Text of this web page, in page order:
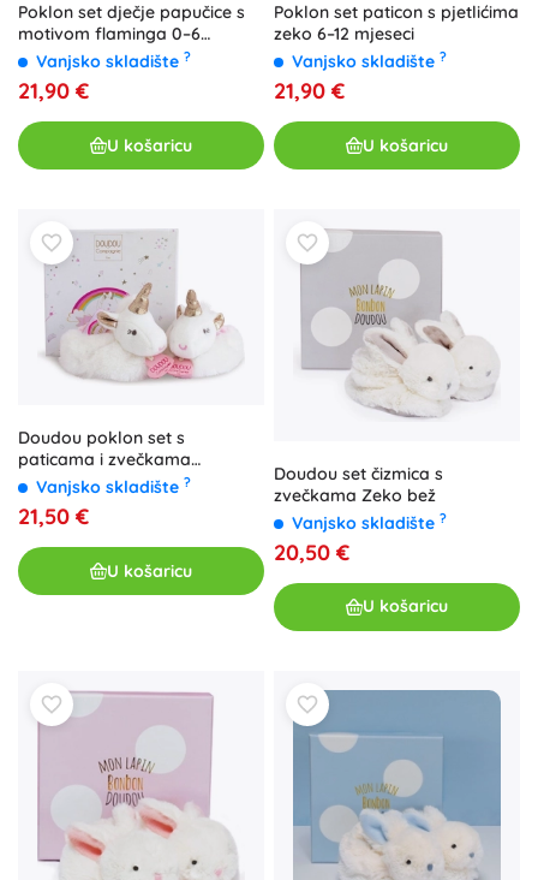
Poklon set dječje papučice s
motivom flaminga 0–6
mjeseci
Vanjsko skladište ?
21,90 €
U košaricu
Poklon set paticon s pjetlićima
zeko 6–12 mjeseci
Vanjsko skladište ?
21,90 €
U košaricu
Doudou poklon set s
paticama i zvečkama
jednorog
Vanjsko skladište ?
21,50 €
U košaricu
Doudou set čizmica s
zvečkama Zeko bež
Vanjsko skladište ?
20,50 €
U košaricu